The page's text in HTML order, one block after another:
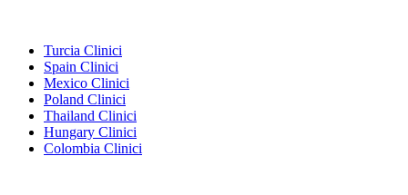
Turcia Clinici
Spain Clinici
Mexico Clinici
Poland Clinici
Thailand Clinici
Hungary Clinici
Colombia Clinici